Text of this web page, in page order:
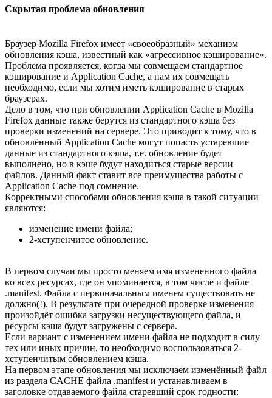
Скрытая проблема обновления
Браузер Mozilla Firefox имеет «своеобразный» механизм
обновления кэша, известный как «агрессивное кэширование».
Проблема проявляется, когда мы совмещаем стандартное
кэширование и Application Cache, а нам их совмещать
необходимо, если мы хотим иметь кэширование в старых
браузерах.
Дело в том, что при обновлении Application Cache в Mozilla
Firefox данные также берутся из стандартного кэша без
проверки изменений на сервере. Это приводит к тому, что в
обновлённый Application Cache могут попасть устаревшие
данные из стандартного кэша, т.е. обновление будет
выполнено, но в кэше будут находиться старые версии
файлов. Данный факт ставит все преимущества работы с
Application Cache под сомнение.
Корректными способами обновления кэша в такой ситуации
являются:
изменение имени файла;
2-хступенчитое обновление.
В первом случаи мы просто меняем имя измененного файла
во всех ресурсах, где он упоминается, в том числе и файле
.manifest. Файла с первоначальным именем существовать не
должно(!). В результате при очередной проверке изменения
произойдёт ошибка загрузки несуществующего файла, и
ресурсы кэша будут загружены с сервера.
Если вариант с изменением имени файла не подходит в силу
тех или иных причин, то необходимо воспользоваться 2-
хступенчитым обновлением кэша.
На первом этапе обновления мы исключаем изменённый файл
из раздела CACHE файла .manifest и устанавливаем в
заголовке отдаваемого файла старевший срок годности: